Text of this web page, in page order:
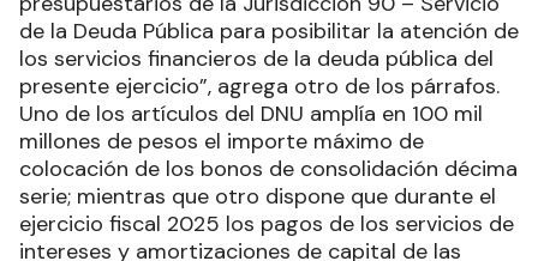
de la Deuda Pública para posibilitar la atención de
los servicios financieros de la deuda pública del
presente ejercicio”, agrega otro de los párrafos.
Uno de los artículos del DNU amplía en 100 mil
millones de pesos el importe máximo de
colocación de los bonos de consolidación décima
serie; mientras que otro dispone que durante el
ejercicio fiscal 2025 los pagos de los servicios de
intereses y amortizaciones de capital de las